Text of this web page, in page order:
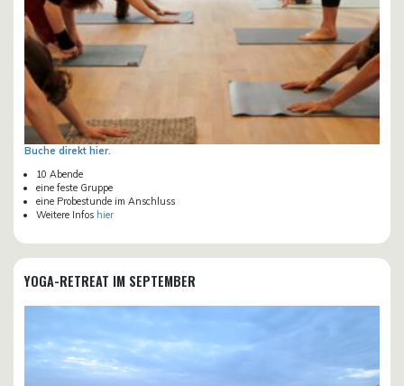
Buche direkt hier.
10 Abende
eine feste Gruppe
eine Probestunde im Anschluss
Weitere Infos hier
YOGA-RETREAT IM SEPTEMBER